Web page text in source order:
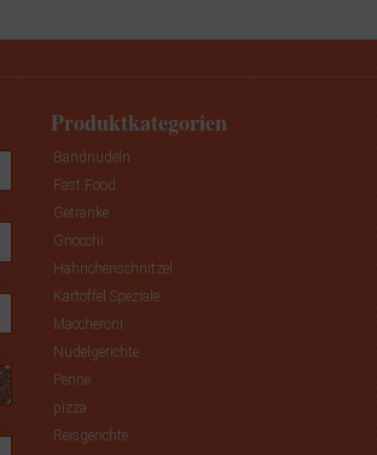
Produktkategorien
Bandnudeln
Fast Food
Getränke
Gnocchi
Hähnchenschnitzel
Kartoffel Speziale
Maccheroni
Nudelgerichte
Penne
pizza
Reisgerichte